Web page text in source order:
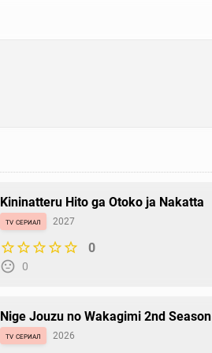
Kininatteru Hito ga Otoko ja Nakatta
tv сериал 2027
0
0
Nige Jouzu no Wakagimi 2nd Season
tv сериал 2026